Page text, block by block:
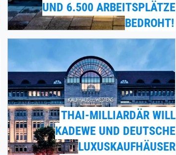
ND 6.500 ARBEITSPLÄTZE B
EDROHT!
THAI-MILLIARDÄR WILL
KADEWE UND DEUTSCHE
LUXUSKAUFHÄUSER